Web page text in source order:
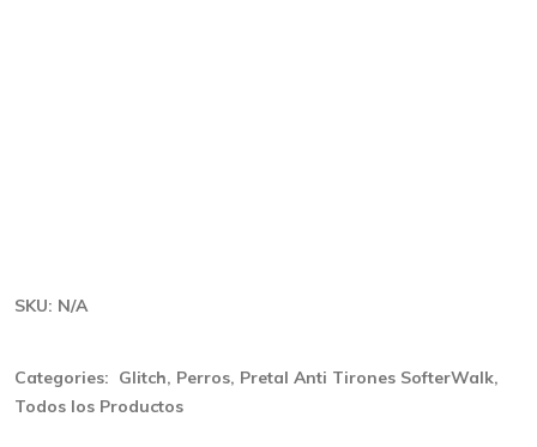
SKU: N/A
Categories: Glitch, Perros, Pretal Anti Tirones SofterWalk,
Todos los Productos